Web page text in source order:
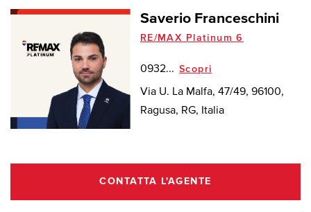
Saverio Franceschini
RE/MAX Platinum 6
0932... Scopri
Via U. La Malfa, 47/49, 96100,
Ragusa, RG, Italia
CONTATTA L'AGENTE